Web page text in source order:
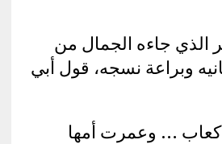
الذي جاءه الجمال من
وبراعة نسجه، قول أبي
… وعمرت أمها